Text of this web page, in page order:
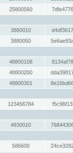
25800560
3880010
3880050
48800108
48800200
48800301
123456784
4930010
586600